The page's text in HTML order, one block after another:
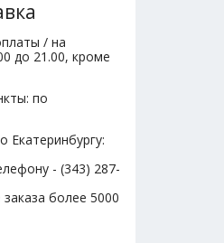
/ на
до 21.00, кроме
по
Екатеринбургу:
- (343) 287-
более 5000